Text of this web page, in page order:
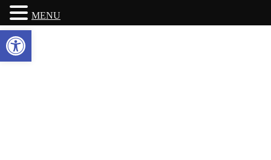
MENU
Abrir barra de herramientas